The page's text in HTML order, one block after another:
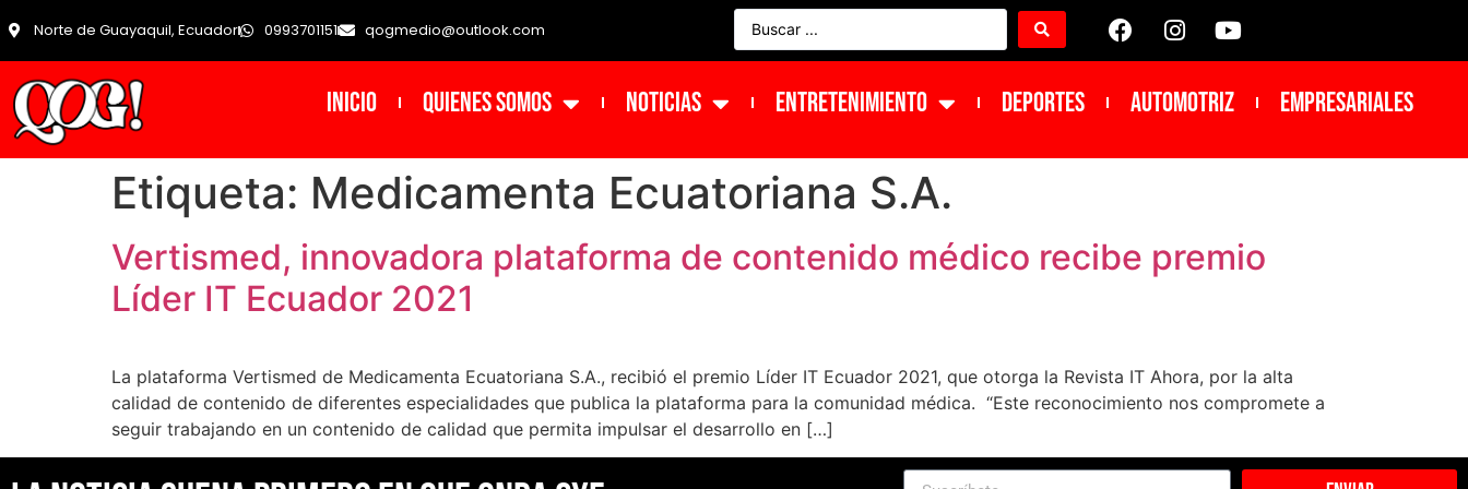
Norte de Guayaquil, Ecuador 0993701151 qogmedio@outlook.com
INICIO Quienes Somos NOTICIAS ENTRETENIMIENTO DEPORTES Automotriz Empresariales
Etiqueta: Medicamenta Ecuatoriana S.A.
Vertismed, innovadora plataforma de contenido médico recibe premio
Líder IT Ecuador 2021
La plataforma Vertismed de Medicamenta Ecuatoriana S.A., recibió el premio Líder IT Ecuador 2021, que otorga la Revista IT Ahora, por la alta
calidad de contenido de diferentes especialidades que publica la plataforma para la comunidad médica. “Este reconocimiento nos compromete a
seguir trabajando en un contenido de calidad que permita impulsar el desarrollo en […]